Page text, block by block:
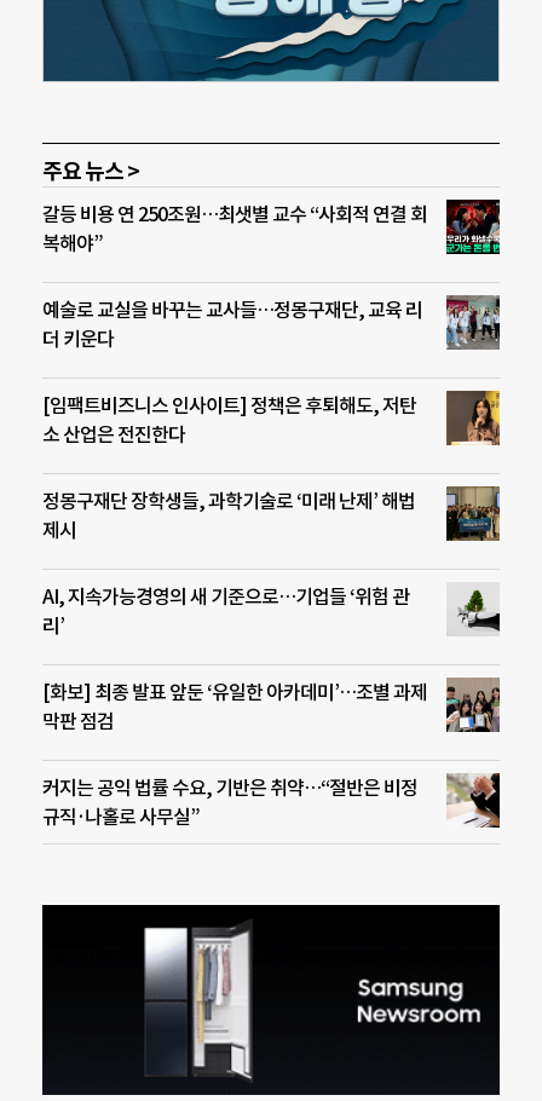
주요 뉴스 >
갈등 비용 연 250조원…최샛별 교수 “사회적 연결 회
복해야”
예술로 교실을 바꾸는 교사들…정몽구재단, 교육 리
더 키운다
[임팩트비즈니스 인사이트] 정책은 후퇴해도, 저탄
소 산업은 전진한다
정몽구재단 장학생들, 과학기술로 ‘미래 난제’ 해법
제시
AI, 지속가능경영의 새 기준으로…기업들 ‘위험 관
리’
[화보] 최종 발표 앞둔 ‘유일한 아카데미’…조별 과제
막판 점검
커지는 공익 법률 수요, 기반은 취약…“절반은 비정
규직·나홀로 사무실”